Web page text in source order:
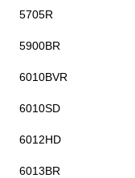
5705R
5900BR
6010BVR
6010SD
6012HD
6013BR